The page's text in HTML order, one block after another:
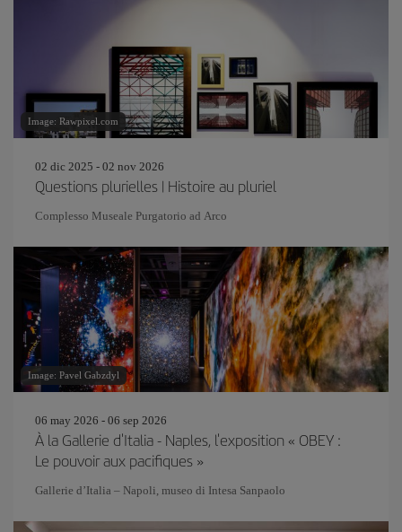
Image: Rawpixel.com
02 dic 2025 - 02 nov 2026
Questions plurielles | Histoire au pluriel
Complesso Museale Purgatorio ad Arco
Image: Pavel Gabzdyl
06 may 2026 - 06 sep 2026
À la Gallerie d'Italia - Naples, l'exposition « OBEY :
Le pouvoir aux pacifiques »
Gallerie d’Italia – Napoli, museo di Intesa Sanpaolo